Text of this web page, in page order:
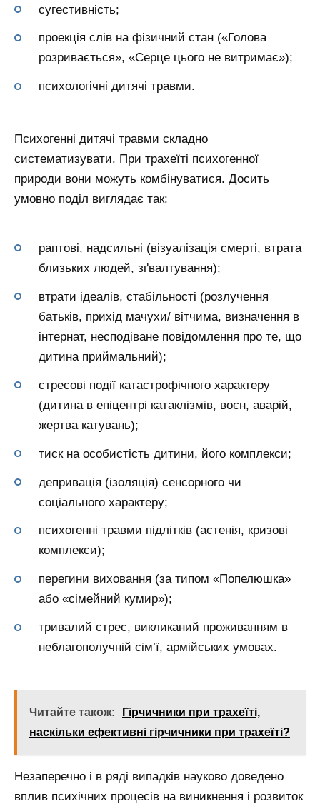
сугестивність;
проекція слів на фізичний стан («Голова
розривається», «Серце цього не витримає»);
психологічні дитячі травми.
Психогенні дитячі травми складно
систематизувати. При трахеїті психогенної
природи вони можуть комбінуватися. Досить
умовно поділ виглядає так:
раптові, надсильні (візуалізація смерті, втрата
близьких людей, зґвалтування);
втрати ідеалів, стабільності (розлучення
батьків, прихід мачухи/ вітчима, визначення в
інтернат, несподіване повідомлення про те, що
дитина приймальний);
стресові події катастрофічного характеру
(дитина в епіцентрі катаклізмів, воєн, аварій,
жертва катувань);
тиск на особистість дитини, його комплекси;
депривація (ізоляція) сенсорного чи
соціального характеру;
психогенні травми підлітків (астенія, кризові
комплекси);
перегини виховання (за типом «Попелюшка»
або «сімейний кумир»);
тривалий стрес, викликаний проживанням в
неблагополучній сім’ї, армійських умовах.
Читайте також:
Гірчичники при трахеїті,
наскільки ефективні гірчичники при трахеїті?
Незаперечно і в ряді випадків науково доведено
вплив психічних процесів на виникнення і розвиток